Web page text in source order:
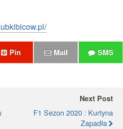
Pin Mail SMS
Next Post
F1 Sezon 2020 : Kurtyna
Zapadła